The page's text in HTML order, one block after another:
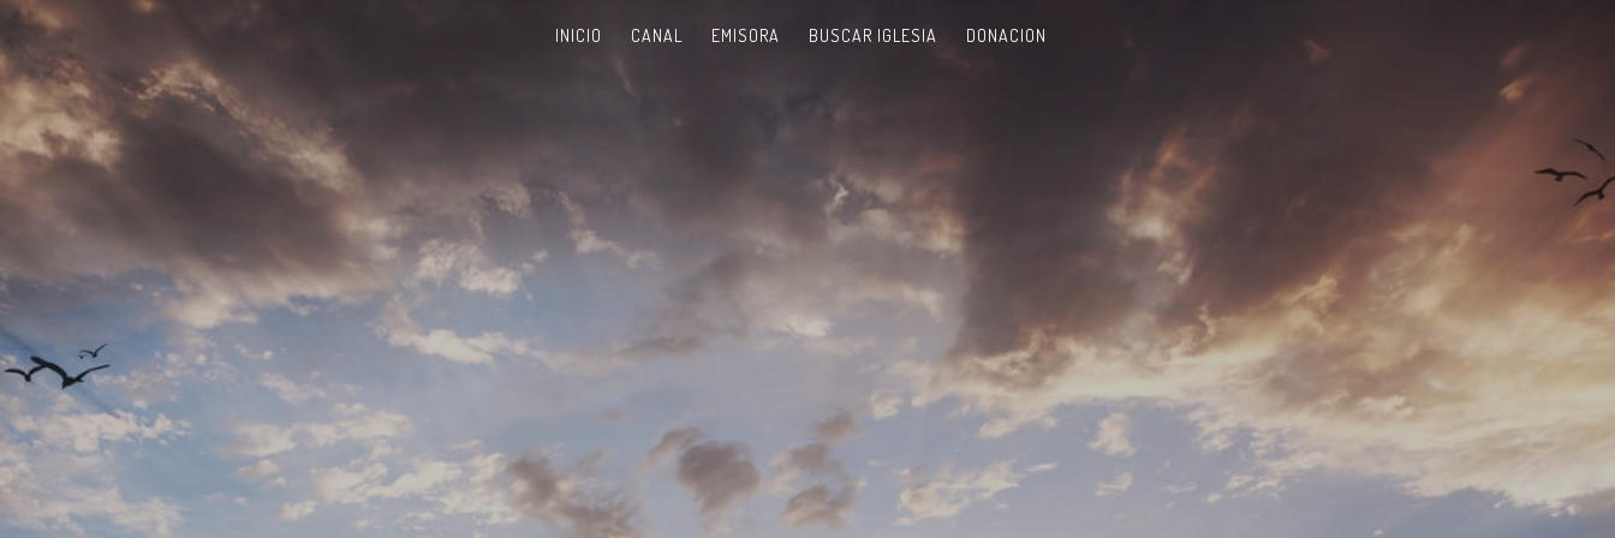
INICIO CANAL EMISORA BUSCAR IGLESIA DONACION